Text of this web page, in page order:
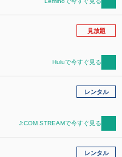
見放題
Huluで今すぐ見る
レンタル
J:COM STREAMで今すぐ見る
レンタル